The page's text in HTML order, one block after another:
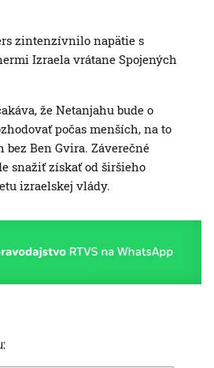
zintenzívnilo napätie s
Izraela vrátane Spojených
že Netanjahu bude o
počas menších, na to
Ben Gvira. Záverečné
snažiť získať od širšieho
izraelskej vlády.